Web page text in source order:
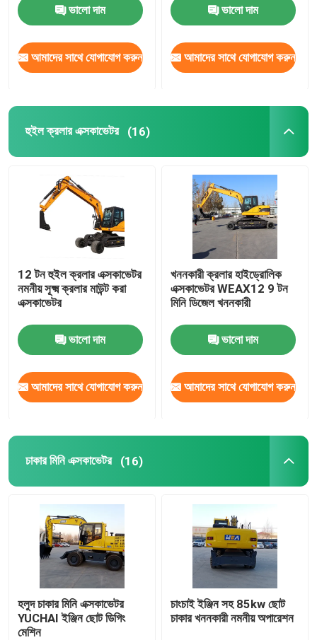
পাম অয়েল ট্রাক্টর
ভারী যন্ত্রপাতি ডোজার
ভারী যন্ত্রপাতি মোটর গ্রেডার
ভাইব্রেটরি রোড রোলার
ব্যাকহো হুইল লোডার
ছোট স্কিড স্টিয়ার লোডার
টেলিস্কোপিক হ্যান্ডলার ফর্কলিফ্ট
টেলিস্কোপিক হুইল লোডার
ভালো দাম
আমাদের সাথে যোগাযোগ করুন
ভালো দাম
আমাদের সাথে যোগাযোগ করুন
হুইল ক্রলার এক্সকাভেটর (16)
12 টন হুইল ক্রলার এক্সকাভেটর
নমনীয় সূক্ষ্ম ক্রলার মাউন্ট করা
এক্সকাভেটর
ভালো দাম
আমাদের সাথে যোগাযোগ করুন
খননকারী ক্রলার হাইড্রোলিক
এক্সকাভেটর WEAX12 9 টন
মিনি ডিজেল খননকারী
ভালো দাম
আমাদের সাথে যোগাযোগ করুন
চাকার মিনি এক্সকাভেটর (16)
হলুদ চাকার মিনি এক্সকাভেটর
YUCHAI ইঞ্জিন ছোট ডিগিং
মেশিন
চাংচাই ইঞ্জিন সহ 85kw ছোট
চাকার খননকারী নমনীয় অপারেশন